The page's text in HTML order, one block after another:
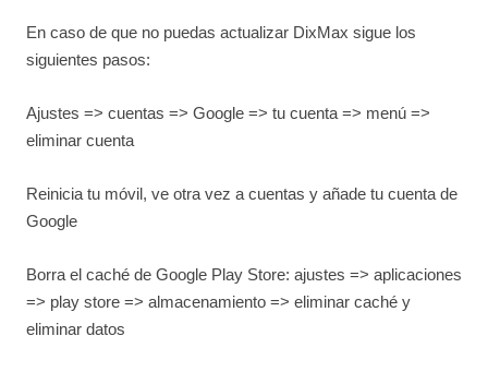
En caso de que no puedas actualizar DixMax sigue los
siguientes pasos:
Ajustes => cuentas => Google => tu cuenta => menú =>
eliminar cuenta
Reinicia tu móvil, ve otra vez a cuentas y añade tu cuenta de
Google
Borra el caché de Google Play Store: ajustes => aplicaciones
=> play store => almacenamiento => eliminar caché y
eliminar datos